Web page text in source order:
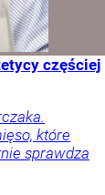
częściej
które
sprawdza